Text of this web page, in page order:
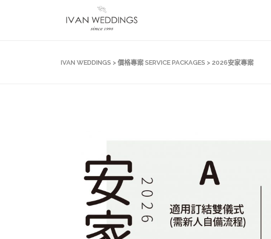
IVAN WEDDINGS > 價格專案 SERVICE PACKAGES > 2026安家專案